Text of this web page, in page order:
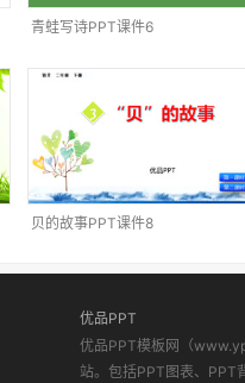
青蛙写诗PPT课件6
贝的故事PPT课件8
优品PPT
优品PPT模板网（
站。包括PPT图表、PPT